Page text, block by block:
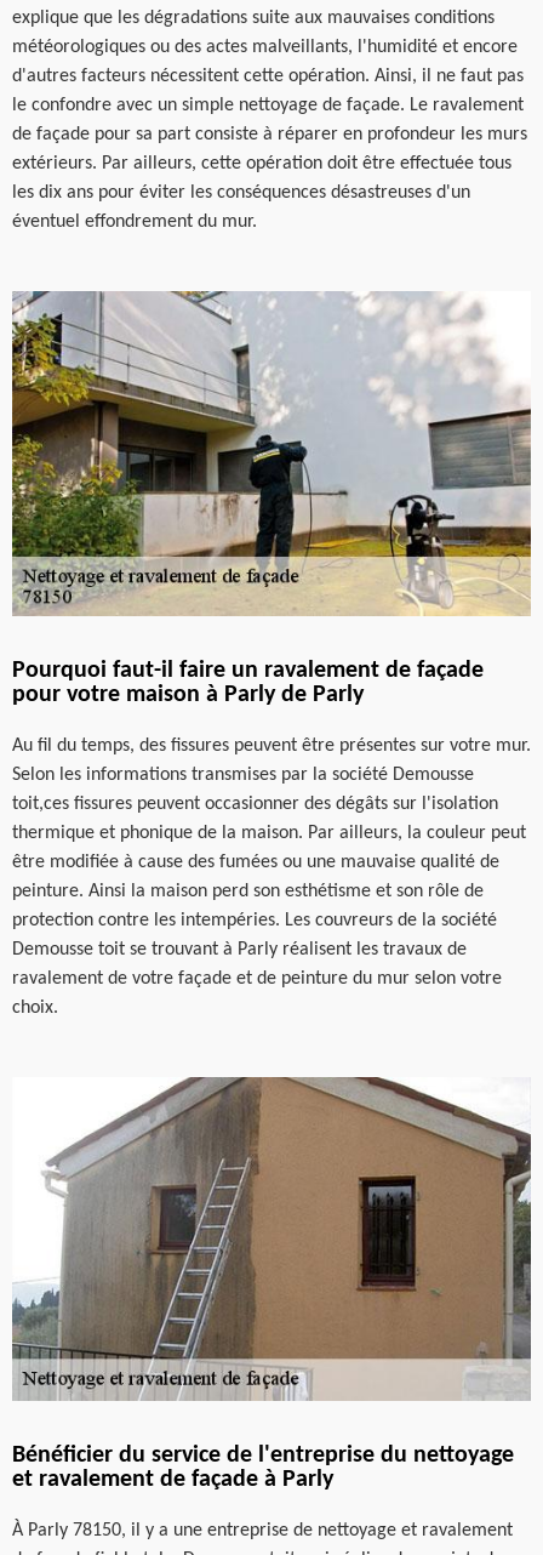
explique que les dégradations suite aux mauvaises conditions
météorologiques ou des actes malveillants, l'humidité et encore
d'autres facteurs nécessitent cette opération. Ainsi, il ne faut pas
le confondre avec un simple nettoyage de façade. Le ravalement
de façade pour sa part consiste à réparer en profondeur les murs
extérieurs. Par ailleurs, cette opération doit être effectuée tous
les dix ans pour éviter les conséquences désastreuses d'un
éventuel effondrement du mur.
Pourquoi faut-il faire un ravalement de façade
pour votre maison à Parly de Parly
Au fil du temps, des fissures peuvent être présentes sur votre mur.
Selon les informations transmises par la société Demousse
toit,ces fissures peuvent occasionner des dégâts sur l'isolation
thermique et phonique de la maison. Par ailleurs, la couleur peut
être modifiée à cause des fumées ou une mauvaise qualité de
peinture. Ainsi la maison perd son esthétisme et son rôle de
protection contre les intempéries. Les couvreurs de la société
Demousse toit se trouvant à Parly réalisent les travaux de
ravalement de votre façade et de peinture du mur selon votre
choix.
Bénéficier du service de l'entreprise du nettoyage
et ravalement de façade à Parly
À Parly 78150, il y a une entreprise de nettoyage et ravalement